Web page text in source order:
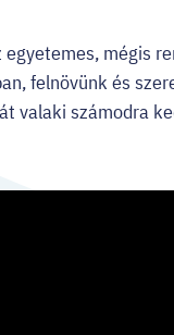
mégis
felnövünk és
valaki számodra